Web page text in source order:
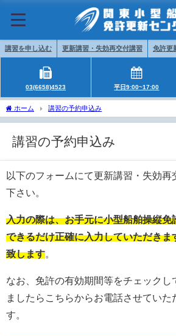
講習を申し込む 更新講習・失効再交付講習 免許更
03(6658)4523 平日9:00~17:00
ホーム 講習の予約申込み
講習の予約申込み
以下のフォームにて更新講習・失効再
下さい。
入力の際は、お手元に小型船舶操縦免
できるだけ正確に入力していただきま
致します
なお、免許の有効期間等をチェックし
ましたらこちらからお電話させていた
す。